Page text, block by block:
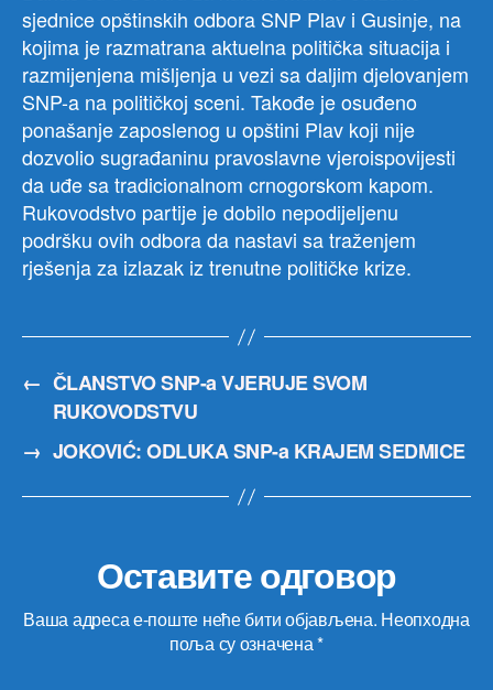
sjednice opštinskih odbora SNP Plav i Gusinje, na
kojima je razmatrana aktuelna politička situacija i
razmijenjena mišljenja u vezi sa daljim djelovanjem
SNP-a na političkoj sceni. Takođe je osuđeno
ponašanje zaposlenog u opštini Plav koji nije
dozvolio sugrađaninu pravoslavne vjeroispovijesti
da uđe sa tradicionalnom crnogorskom kapom.
Rukovodstvo partije je dobilo nepodijeljenu
podršku ovih odbora da nastavi sa traženjem
rješenja za izlazak iz trenutne političke krize.
← ČLANSTVO SNP-a VJERUJE SVOM
RUKOVODSTVU
→ JOKOVIĆ: ODLUKA SNP-a KRAJEM SEDMICE
Оставите одговор
Ваша адреса е-поште неће бити објављена. Неопходна
поља су означена*